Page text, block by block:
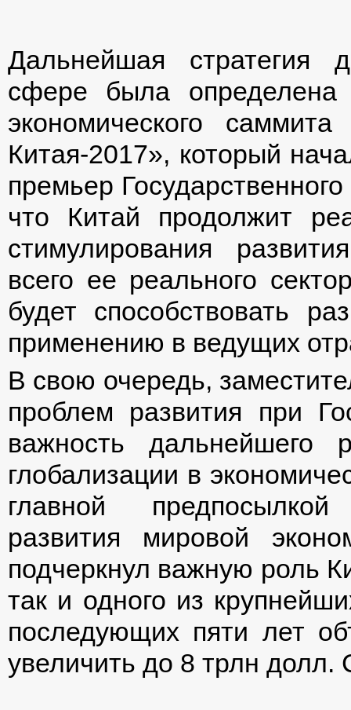
Дальнейшая стратегия
сфере была определена
экономического
Китая-2017», который
премьер
что Китай продолжит
стимулирования
всего ее реального
будет способствовать
применению в ведущих
В свою очередь,
проблем развития при
важность дальнейшего
глобализации в
главной
развития мировой
подчеркнул важную роль
так и одного из
последующих пяти лет
увеличить до 8 трлн